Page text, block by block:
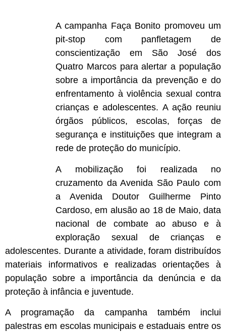
A campanha Faça Bonito promoveu um
pit-stop com panfletagem de
conscientização em São José dos
Quatro Marcos para alertar a população
sobre a importância da prevenção e do
enfrentamento à violência sexual contra
crianças e adolescentes. A ação reuniu
órgãos públicos, escolas, forças de
segurança e instituições que integram a
rede de proteção do município.
A mobilização foi realizada no
cruzamento da Avenida São Paulo com
a Avenida Doutor Guilherme Pinto
Cardoso, em alusão ao 18 de Maio, data
nacional de combate ao abuso e à
exploração sexual de crianças e
adolescentes. Durante a atividade, foram distribuídos
materiais informativos e realizadas orientações à
população sobre a importância da denúncia e da
proteção à infância e juventude.
A programação da campanha também inclui
palestras em escolas municipais e estaduais entre os